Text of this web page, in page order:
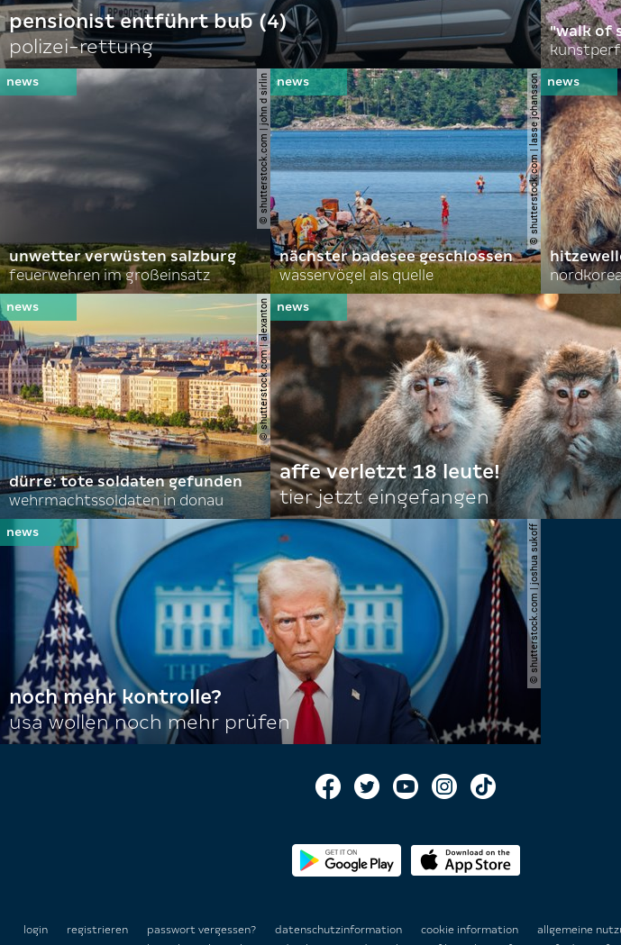
pensionist entführt bub (4)
polizei-rettung
"walk of
© shutterstock.com | john d sirlin
unwetter verwüsten salzburg
feuerwehren im großeinsatz
© shutterstock.com | lasse johansson
nächster badesee geschlossen
wasservögel als quelle
© shutterstock.com | alexanton
dürre: tote soldaten gefunden
wehrmachtssoldaten in donau
affe verletzt 18 leute!
tier jetzt eingefangen
© shutterstock.com | joshua sukoff
noch mehr kontrolle?
usa wollen noch mehr prüfen
login registrieren passwort vergessen? datenschutzinformation cookie information allgemeine